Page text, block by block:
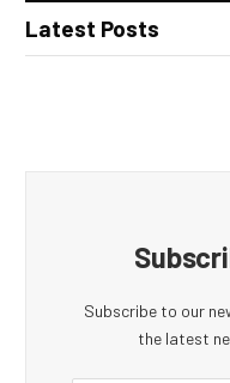
Latest Posts
Subscribe to our
the latest